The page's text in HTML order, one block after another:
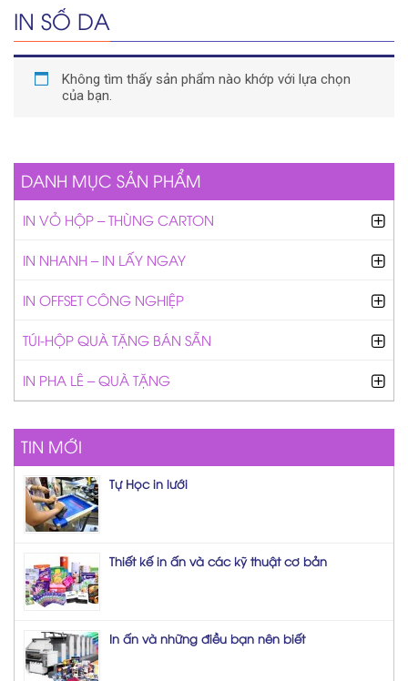
IN SỔ DA
Không tìm thấy sản phẩm nào khớp với lựa chọn
của bạn.
DANH MỤC SẢN PHẨM
IN VỎ HỘP – THÙNG CARTON
IN NHANH – IN LẤY NGAY
IN OFFSET CÔNG NGHIỆP
TÚI-HỘP QUÀ TẶNG BÁN SẴN
IN PHA LÊ – QUÀ TẶNG
TIN MỚI
Tự Học in lưới
Thiết kế in ấn và các kỹ thuật cơ bản
In ấn và những điều bạn nên biết